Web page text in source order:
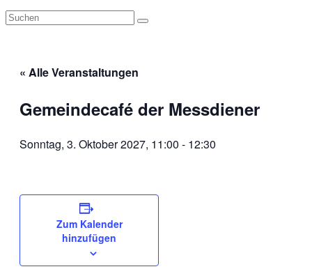
« Alle Veranstaltungen
Gemeindecafé der Messdiener
Sonntag, 3. Oktober 2027, 11:00 - 12:30
Zum Kalender
hinzufügen